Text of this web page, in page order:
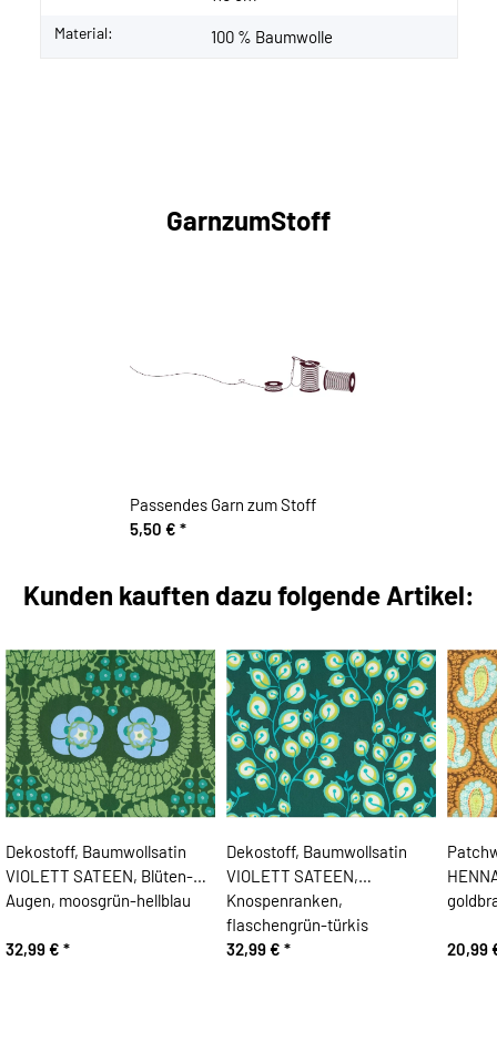
Material: 100 % Baumwolle
GarnzumStoff
Passendes Garn zum Stoff
5,50 € *
Kunden kauften dazu folgende Artikel:
Dekostoff, Baumwollsatin
VIOLETT SATEEN, Blüten-
Augen, moosgrün-hellblau
32,99 € *
Dekostoff, Baumwollsatin
VIOLETT SATEEN,
Knospenranken,
flaschengrün-türkis
32,99 € * 20,99